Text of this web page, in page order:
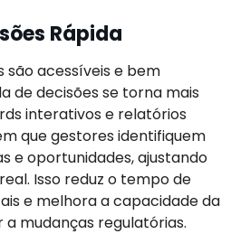
Rápida
são acessíveis e bem
de decisões se torna mais
interativos e relatórios
que gestores identifiquem
e oportunidades, ajustando
Isso reduz o tempo de
e melhora a capacidade da
mudanças regulatórias.